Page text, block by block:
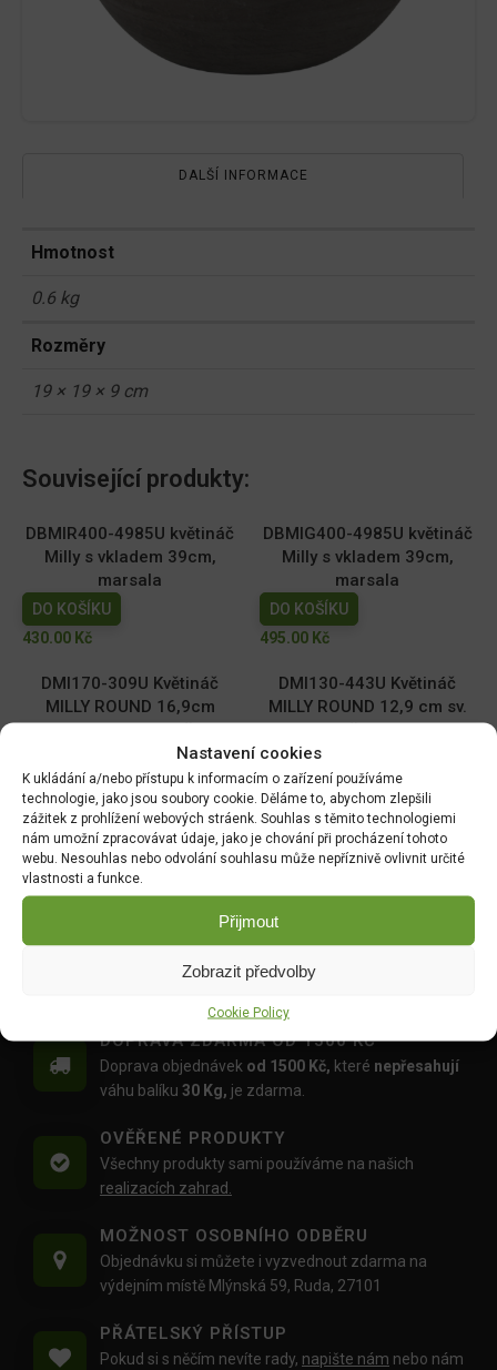
Nastavení cookies
K ukládání a/nebo přístupu k informacím o zařízení používáme
technologie, jako jsou soubory cookie. Děláme to, abychom zlepšili
zážitek z prohlížení webových stráenk. Souhlas s těmito technologiemi
nám umožní zpracovávat údaje, jako je chování při procházení tohoto
webu. Nesouhlas nebo odvolání souhlasu může nepříznivě ovlivnit určité
vlastnosti a funkce.
Přijmout
Zobrazit předvolby
Cookie Policy
DALŠÍ INFORMACE
Hmotnost
0.6 kg
Rozměry
19 × 19 × 9 cm
Související produkty:
DBMIR400-4985U květináč
Milly s vkladem 39cm,
marsala
DO KOŠÍKU
430.00 Kč
DBMIG400-4985U květináč
Milly s vkladem 39cm,
marsala
DO KOŠÍKU
495.00 Kč
DMI170-309U Květináč
MILLY ROUND 16,9cm
oceánská modř
59.00Kč
DMI130-443U Květináč
MILLY ROUND 12,9 cm sv.
šedý
DO KOŠÍKU
39.00Kč
DMI110-2411U Květináč
MILLY ROUND 10,9cm tm.
zelený
29.00
DMI150-443U Květináč
MILLY ROUND 14,6cm sv.
DOPRAVA ZDARMA OD 1500 KČ
Doprava objednávek od 1500 Kč, které nepřesahují
váhu balíku 30 Kg, je zdarma.
OVĚŘENÉ PRODUKTY
Všechny produkty sami používáme na našich
realizacích zahrad.
MOŽNOST OSOBNÍHO ODBĚRU
Objednávku si můžete i vyzvednout zdarma na
výdejním místě Mlýnská 59, Ruda, 27101
PŘÁTELSKÝ PŘÍSTUP
Pokud si s něčím nevíte rady, napište nám nebo nám